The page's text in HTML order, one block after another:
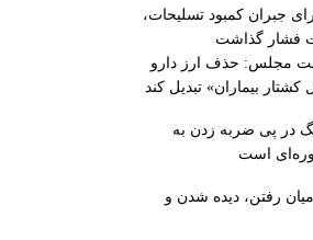
جبران کمبود تسلیحات،
فشار گذاشت
مجلس: حذف ارز دارو
در پی ضربه زدن به
است
رفتن، دیده شدن و